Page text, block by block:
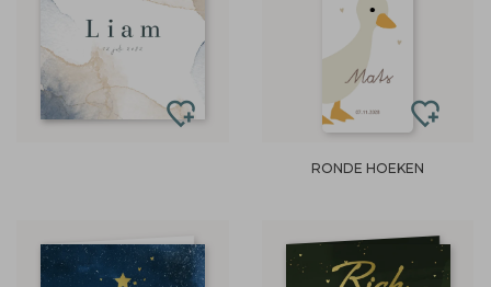
RONDE HOEKEN